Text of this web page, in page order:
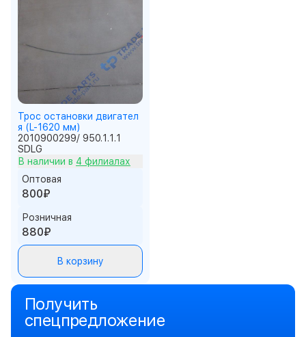
Трос остановки двигател
я (L-1620 мм)
2010900299/ 950.1.1.1
SDLG
В наличии в 4 филиалах
Оптовая
800₽
Розничная
880₽
В корзину
Получить
спецпредложение